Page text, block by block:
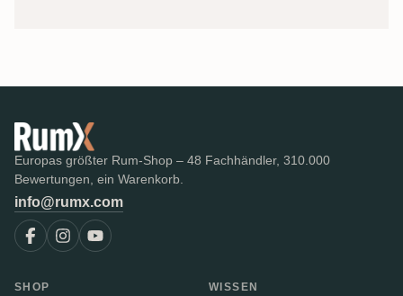
Europas größter Rum-Shop – 48 Fachhändler, 310.000
Bewertungen, ein Warenkorb.
info@rumx.com
SHOP WISSEN